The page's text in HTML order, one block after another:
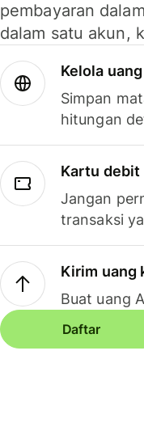
pembayaran
dalam satu akun,
Kelola
Simpan
hitungan
Kartu
Jangan
transaksi
Kirim uang
Buat uang
Daftar